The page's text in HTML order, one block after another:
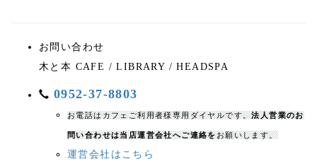
お問い合わせ
木と本 CAFE / LIBRARY / HEADSPA
0952-37-8803
お電話はカフェご利用者様専用ダイヤルです。法人営業のお
問い合わせは当店運営会社へご連絡をお願いします。
運営会社はこちら